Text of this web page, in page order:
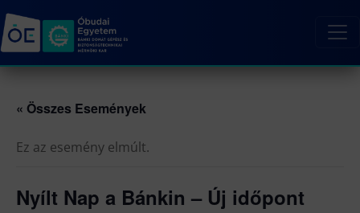
« Összes Események
Ez az esemény elmúlt.
Nyílt Nap a Bánkin – Új időpont